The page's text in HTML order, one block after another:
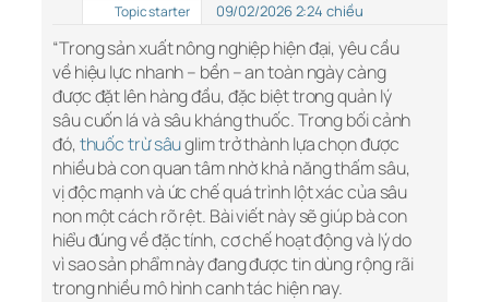
Topic starter 09/02/2026 2:24 chiều
“Trong sản xuất nông nghiệp hiện đại, yêu cầu
về hiệu lực nhanh – bền – an toàn ngày càng
được đặt lên hàng đầu, đặc biệt trong quản lý
sâu cuốn lá và sâu kháng thuốc. Trong bối cảnh
đó, thuốc trừ sâuglim trở thành lựa chọn được
nhiều bà con quan tâm nhờ khả năng thấm sâu,
vị độc mạnh và ức chế quá trình lột xác của sâu
non một cách rõ rệt. Bài viết này sẽ giúp bà con
hiểu đúng về đặc tính, cơ chế hoạt động và lý do
vì sao sản phẩm này đang được tin dùng rộng rãi
trong nhiều mô hình canh tác hiện nay.